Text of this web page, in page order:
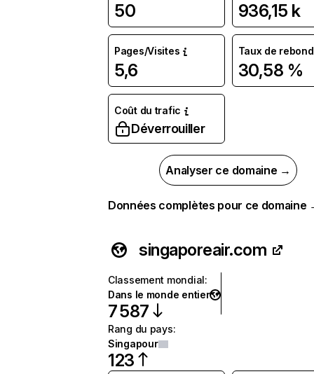
50 936,15 k
Pages/Visites
5,6
Taux de rebond
30,58 %
Coût du trafic
Déverrouiller
Analyser ce domaine →
Données complètes pour ce domaine
singaporeair.com
Classement mondial:
Dans le monde entier
7 587
Rang du pays:
Singapour
123